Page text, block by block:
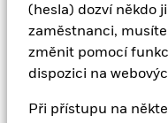
(hesla) dozví někdo
zaměstnanci,
změnit pomocí
dispozici na
Při přístupu na
Upozornění na rizika
Rizikový kapitál.
může klesat i stoupat